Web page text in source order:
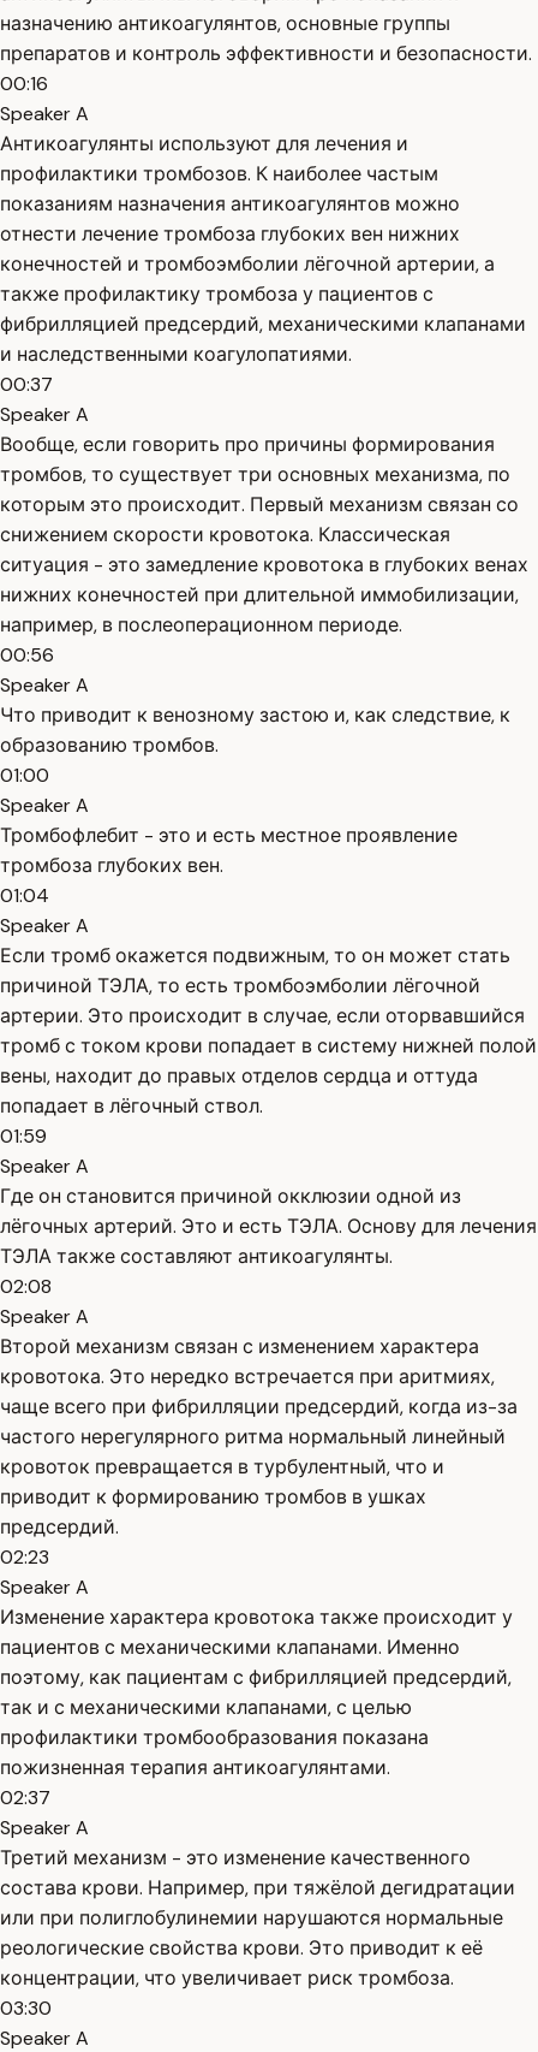
назначению антикоагулянтов, основные группы
препаратов и контроль эффективности и безопасности.
00:16
Speaker A
Антикоагулянты используют для лечения и
профилактики тромбозов. К наиболее частым
показаниям назначения антикоагулянтов можно
отнести лечение тромбоза глубоких вен нижних
конечностей и тромбоэмболии лёгочной артерии, а
также профилактику тромбоза у пациентов с
фибрилляцией предсердий, механическими клапанами
и наследственными коагулопатиями.
00:37
Speaker A
Вообще, если говорить про причины формирования
тромбов, то существует три основных механизма, по
которым это происходит. Первый механизм связан со
снижением скорости кровотока. Классическая
ситуация - это замедление кровотока в глубоких венах
нижних конечностей при длительной иммобилизации,
например, в послеоперационном периоде.
00:56
Speaker A
Что приводит к венозному застою и, как следствие, к
образованию тромбов.
01:00
Speaker A
Тромбофлебит - это и есть местное проявление
тромбоза глубоких вен.
01:04
Speaker A
Если тромб окажется подвижным, то он может стать
причиной ТЭЛА, то есть тромбоэмболии лёгочной
артерии. Это происходит в случае, если оторвавшийся
тромб с током крови попадает в систему нижней полой
вены, находит до правых отделов сердца и оттуда
попадает в лёгочный ствол.
01:59
Speaker A
Где он становится причиной окклюзии одной из
лёгочных артерий. Это и есть ТЭЛА. Основу для лечения
ТЭЛА также составляют антикоагулянты.
02:08
Speaker A
Второй механизм связан с изменением характера
кровотока. Это нередко встречается при аритмиях,
чаще всего при фибрилляции предсердий, когда из-за
частого нерегулярного ритма нормальный линейный
кровоток превращается в турбулентный, что и
приводит к формированию тромбов в ушках
предсердий.
02:23
Speaker A
Изменение характера кровотока также происходит у
пациентов с механическими клапанами. Именно
поэтому, как пациентам с фибрилляцией предсердий,
так и с механическими клапанами, с целью
профилактики тромбообразования показана
пожизненная терапия антикоагулянтами.
02:37
Speaker A
Третий механизм - это изменение качественного
состава крови. Например, при тяжёлой дегидратации
или при полиглобулинемии нарушаются нормальные
реологические свойства крови. Это приводит к её
концентрации, что увеличивает риск тромбоза.
03:30
Speaker A